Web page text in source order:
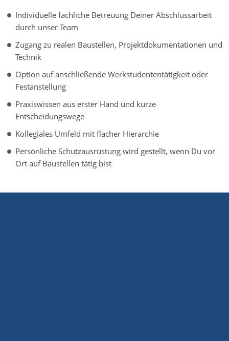
Individuelle fachliche Betreuung Deiner Abschlussarbeit
durch unser Team
Zugang zu realen Baustellen, Projektdokumentationen und
Technik
Option auf anschließende Werkstudententätigkeit oder
Festanstellung
Praxiswissen aus erster Hand und kurze
Entscheidungswege
Kollegiales Umfeld mit flacher Hierarchie
Persönliche Schutzausrüstung wird gestellt, wenn Du vor
Ort auf Baustellen tätig bist